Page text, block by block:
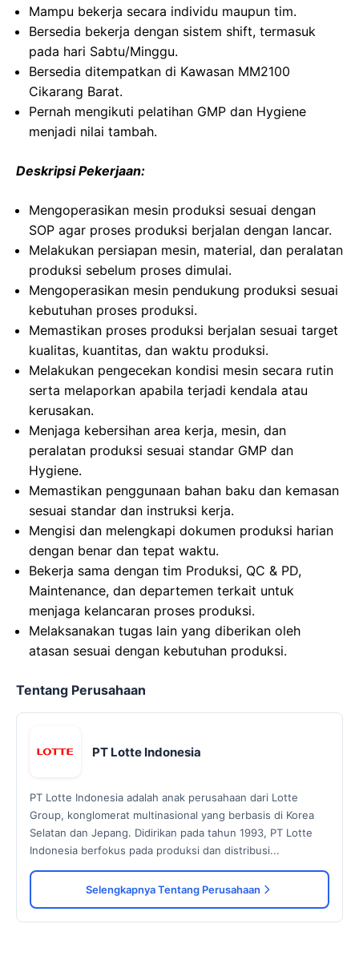
Mampu bekerja secara individu maupun tim.
Bersedia bekerja dengan sistem shift, termasuk
pada hari Sabtu/Minggu.
Bersedia ditempatkan di Kawasan MM2100
Cikarang Barat.
Pernah mengikuti pelatihan GMP dan Hygiene
menjadi nilai tambah.
Deskripsi Pekerjaan:
Mengoperasikan mesin produksi sesuai dengan
SOP agar proses produksi berjalan dengan lancar.
Melakukan persiapan mesin, material, dan peralatan
produksi sebelum proses dimulai.
Mengoperasikan mesin pendukung produksi sesuai
kebutuhan proses produksi.
Memastikan proses produksi berjalan sesuai target
kualitas, kuantitas, dan waktu produksi.
Melakukan pengecekan kondisi mesin secara rutin
serta melaporkan apabila terjadi kendala atau
kerusakan.
Menjaga kebersihan area kerja, mesin, dan
peralatan produksi sesuai standar GMP dan
Hygiene.
Memastikan penggunaan bahan baku dan kemasan
sesuai standar dan instruksi kerja.
Mengisi dan melengkapi dokumen produksi harian
dengan benar dan tepat waktu.
Bekerja sama dengan tim Produksi, QC & PD,
Maintenance, dan departemen terkait untuk
menjaga kelancaran proses produksi.
Melaksanakan tugas lain yang diberikan oleh
atasan sesuai dengan kebutuhan produksi.
Tentang Perusahaan
PT Lotte Indonesia
PT Lotte Indonesia adalah anak perusahaan dari Lotte
Group, konglomerat multinasional yang berbasis di Korea
Selatan dan Jepang. Didirikan pada tahun 1993, PT Lotte
Indonesia berfokus pada produksi dan distribusi...
Selengkapnya Tentang Perusahaan